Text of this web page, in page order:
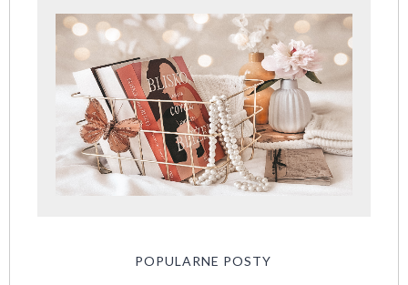
POPULARNE POSTY